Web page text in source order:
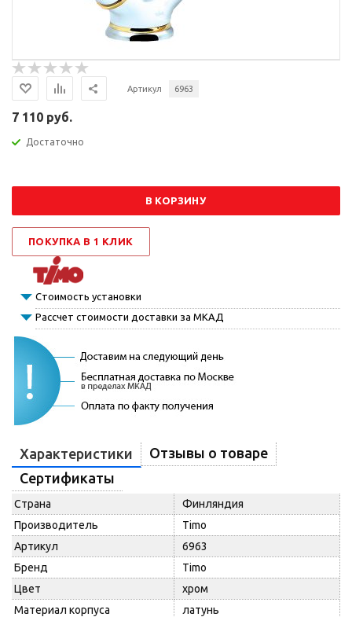
Артикул 6963
7 110 руб.
Достаточно
В КОРЗИНУ
ПОКУПКА В 1 КЛИК
Стоимость установки
Рассчет стоимости доставки за МКАД
Характеристики
Отзывы о товаре
Сертификаты
Страна
Финляндия
Производитель
Timo
Артикул
6963
Бренд
Timo
Цвет
хром
Материал корпуса
латунь